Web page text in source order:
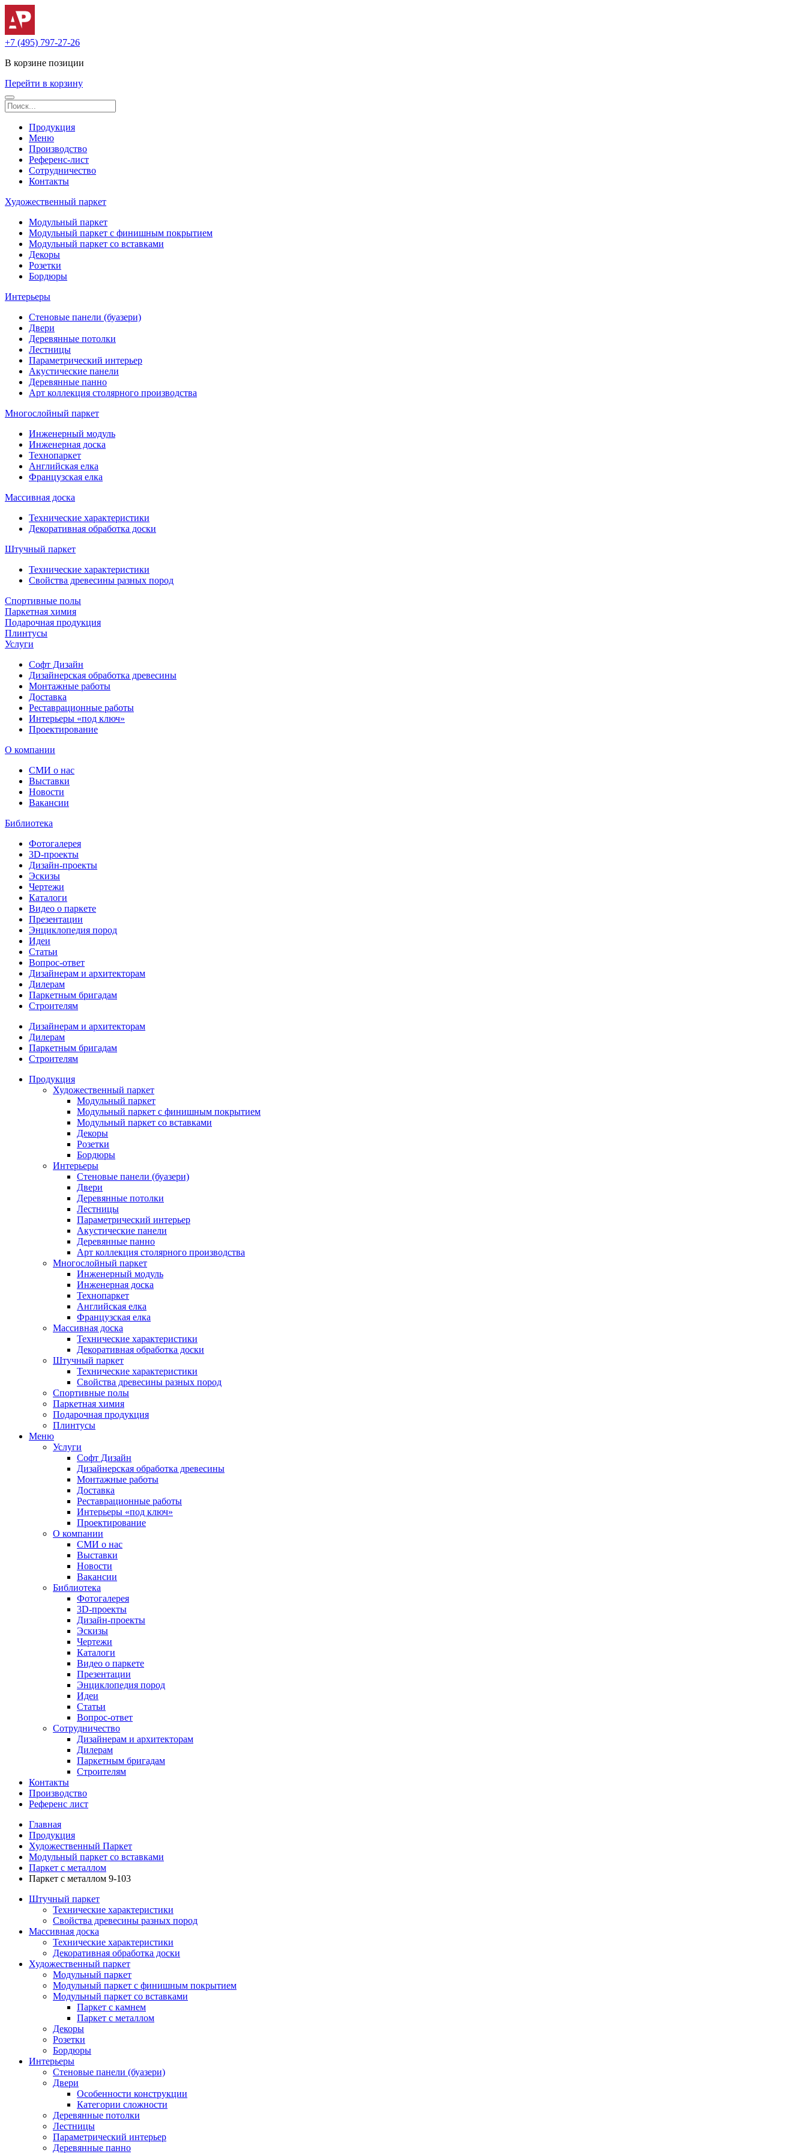
+7 (495) 797-27-26
В корзине позиции
Перейти в корзину
Продукция
Меню
Производство
Референс-лист
Сотрудничество
Контакты
Художественный паркет
Модульный паркет
Модульный паркет с финишным покрытием
Модульный паркет со вставками
Декоры
Розетки
Бордюры
Интерьеры
Стеновые панели (буазери)
Двери
Деревянные потолки
Лестницы
Параметрический интерьер
Акустические панели
Деревянные панно
Арт коллекция столярного производства
Многослойный паркет
Инженерный модуль
Инженерная доска
Технопаркет
Английская елка
Французская елка
Массивная доска
Технические характеристики
Декоративная обработка доски
Штучный паркет
Технические характеристики
Свойства древесины разных пород
Спортивные полы
Паркетная химия
Подарочная продукция
Плинтусы
Услуги
Софт Дизайн
Дизайнерская обработка древесины
Монтажные работы
Доставка
Реставрационные работы
Интерьеры «под ключ»
Проектирование
О компании
СМИ о нас
Выставки
Новости
Вакансии
Библиотека
Фотогалерея
3D-проекты
Дизайн-проекты
Эскизы
Чертежи
Каталоги
Видео о паркете
Презентации
Энциклопедия пород
Идеи
Статьи
Вопрос-ответ
Дизайнерам и архитекторам
Дилерам
Паркетным бригадам
Строителям
Дизайнерам и архитекторам
Дилерам
Паркетным бригадам
Строителям
Продукция
Художественный паркет
Модульный паркет
Модульный паркет с финишным покрытием
Модульный паркет со вставками
Декоры
Розетки
Бордюры
Интерьеры
Стеновые панели (буазери)
Двери
Деревянные потолки
Лестницы
Параметрический интерьер
Акустические панели
Деревянные панно
Арт коллекция столярного производства
Многослойный паркет
Инженерный модуль
Инженерная доска
Технопаркет
Английская елка
Французская елка
Массивная доска
Технические характеристики
Декоративная обработка доски
Штучный паркет
Технические характеристики
Свойства древесины разных пород
Спортивные полы
Паркетная химия
Подарочная продукция
Плинтусы
Меню
Услуги
Софт Дизайн
Дизайнерская обработка древесины
Монтажные работы
Доставка
Реставрационные работы
Интерьеры «под ключ»
Проектирование
О компании
СМИ о нас
Выставки
Новости
Вакансии
Библиотека
Фотогалерея
3D-проекты
Дизайн-проекты
Эскизы
Чертежи
Каталоги
Видео о паркете
Презентации
Энциклопедия пород
Идеи
Статьи
Вопрос-ответ
Сотрудничество
Дизайнерам и архитекторам
Дилерам
Паркетным бригадам
Строителям
Контакты
Производство
Референс лист
Главная
Продукция
Художественный Паркет
Модульный паркет со вставками
Паркет с металлом
Паркет с металлом 9-103
Штучный паркет
Технические характеристики
Свойства древесины разных пород
Массивная доска
Технические характеристики
Декоративная обработка доски
Художественный паркет
Модульный паркет
Модульный паркет с финишным покрытием
Модульный паркет со вставками
Паркет с камнем
Паркет с металлом
Декоры
Розетки
Бордюры
Интерьеры
Стеновые панели (буазери)
Двери
Особенности конструкции
Категории сложности
Деревянные потолки
Лестницы
Параметрический интерьер
Деревянные панно